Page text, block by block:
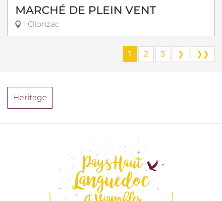
MARCHÉ DE PLEIN VENT
Olonzac
1 2 3 ❯ ❯❯
Heritage